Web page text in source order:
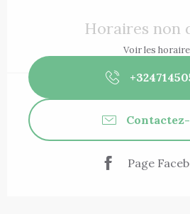
Horaires non
Voir les
Page